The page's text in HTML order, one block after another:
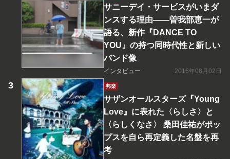
サニーデイ・サービスがいまダ
ンスする理由――曽我部恵一が
語る、新作『DANCE TO
YOU』の持つ同時代性と新しい
バンド像
インタビュー 2016年08月02日
邦楽
サザンオールスターズ『Young
Love』に表れた〈らしさ〉と
〈らしくなさ〉 桑田佳祐がポッ
プスを自ら再定義した名盤を再
考